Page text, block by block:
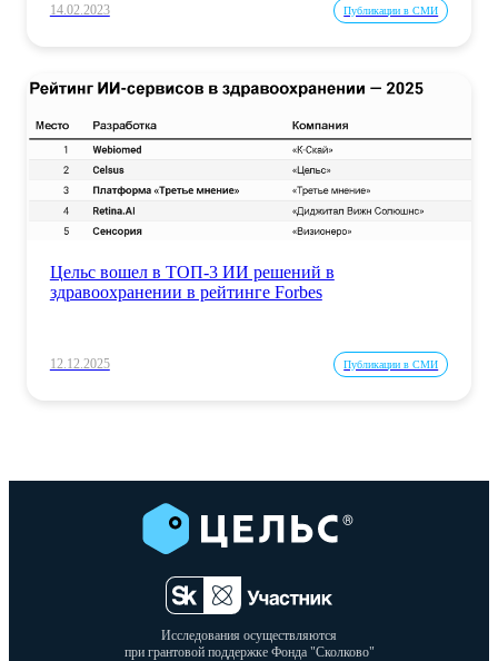
14.02.2023 Публикации в СМИ
Цельс вошел в ТОП-3 ИИ решений в
здравоохранении в рейтинге Forbes
12.12.2025 Публикации в СМИ
Исследования осуществляются
при грантовой поддержке Фонда "Сколково"